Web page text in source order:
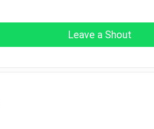
Leave a Shout